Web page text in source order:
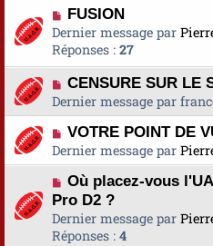
FUSION
Dernier message par
Réponses : 27
CENSURE SUR LE
Dernier message par
VOTRE POINT DE
Dernier message par
Où placez-vous
Pro D2 ?
Dernier message par
Réponses : 4